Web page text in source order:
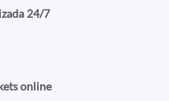
24/7
online